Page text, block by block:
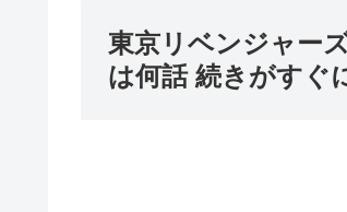
東京リベンジャー
は何話 続きがすぐ